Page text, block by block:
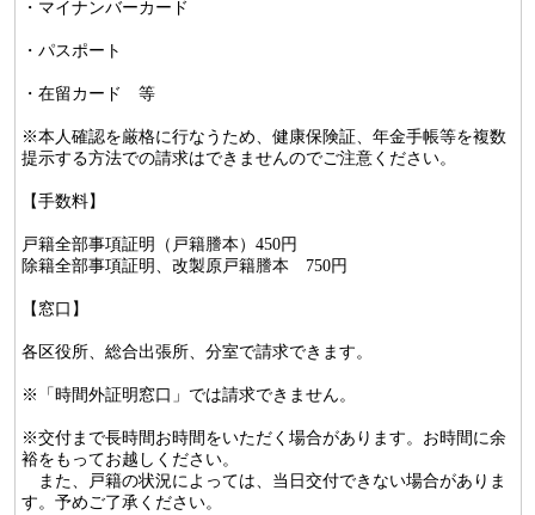
・マイナンバーカード
・パスポート
・在留カード 等
※本人確認を厳格に行なうため、健康保険証、年金手帳等を複数
提示する方法での請求はできませんのでご注意ください。
【手数料】
戸籍全部事項証明（戸籍謄本）450円
除籍全部事項証明、改製原戸籍謄本 750円
【窓口】
各区役所、総合出張所、分室で請求できます。
※「時間外証明窓口」では請求できません。
※交付まで長時間お時間をいただく場合があります。お時間に余
裕をもってお越しください。
また、戸籍の状況によっては、当日交付できない場合がありま
す。予めご了承ください。